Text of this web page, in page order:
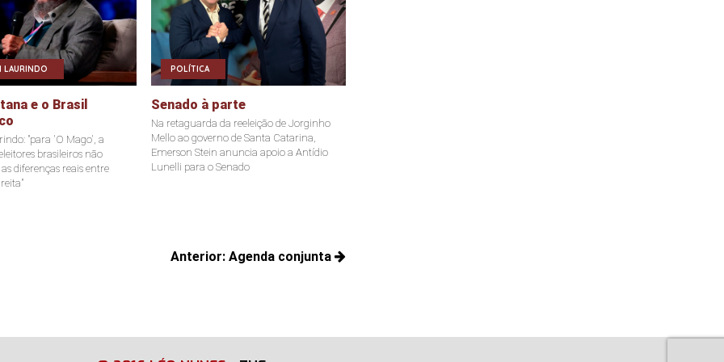
LAURINDO
e o Brasil
"para 'O Mago', a
brasileiros não
diferenças reais entre
POLÍTICA
Senado à parte
Na retaguarda da reeleição de Jorginho
Mello ao governo de Santa Catarina,
Emerson Stein anuncia apoio a Antídio
Lunelli para o Senado
Anterior: Agenda conjunta